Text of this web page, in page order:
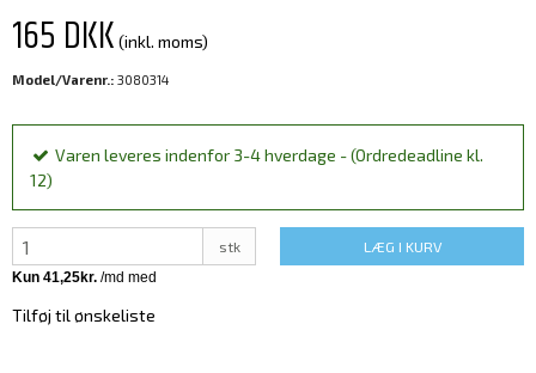
165 DKK (inkl. moms)
Model/Varenr.: 3080314
Varen leveres indenfor 3-4 hverdage - (Ordredeadline kl.
12)
stk LÆG I KURV
Tilføj til ønskeliste